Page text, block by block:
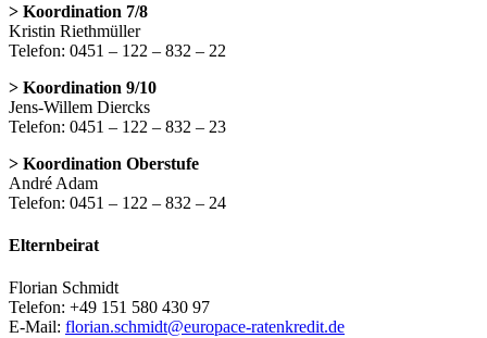
> Koordination 7/8
Kristin Riethmüller
Telefon: 0451 – 122 – 832 – 22
> Koordination 9/10
Jens-Willem Diercks
Telefon: 0451 – 122 – 832 – 23
> Koordination Oberstufe
André Adam
Telefon: 0451 – 122 – 832 – 24
Elternbeirat
Florian Schmidt
Telefon: +49 151 580 430 97
E-Mail: florian.schmidt@europace-ratenkredit.de